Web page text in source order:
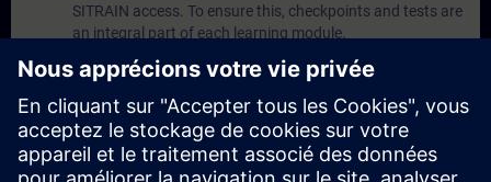
SITRAIN access. To ensure this, checkpoints and tests are
an integral part of each learning module.
based environment with pre-installed software ( TIA
Portal etc.) In your first SITRAIN access subscription two
(2) hours for VE Lab are included.
Expert Talks :In regular webinars, you will receive first-
hand information from our experts on Siemens Industry